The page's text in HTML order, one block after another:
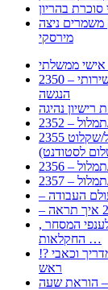
סוכרת בהריון
משמרים ניצה
מירסקי
אישי ממשלתי
2350 – מידע לסטודנט עם לקות שמיעה-נוהל תשלום סל שירותי
הנגשה
תמלול
2355 דרישה לתשלום עבור מתן שירותי תרגום/תמלול/שקלוט
לסטודנט)
תמלול
תמלול
, התעשייה , פיצויי מס רכוש בגין נזק עקיף לענפי המסחר
החקלאות …
!? איך להפרד מהמיגרנה לשחרור ממיגרנה מעשי מדריך וכאבי
ראש
– הוראת שעה